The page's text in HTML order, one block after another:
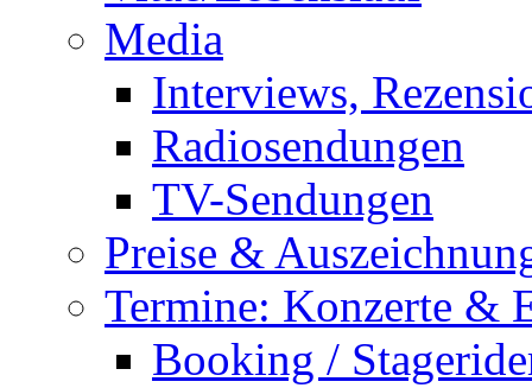
Media
Interviews,
Radiosendungen
TV-Sendungen
Preise &
Termine: Konzerte &
Booking /